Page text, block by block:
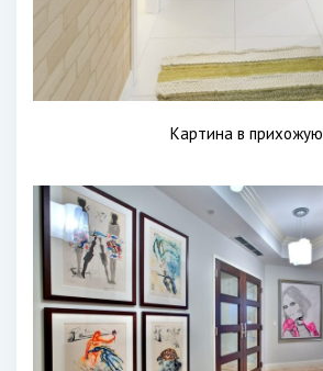
Картина в прихожую